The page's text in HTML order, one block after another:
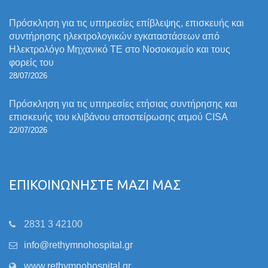
Πρόσκληση για τις υπηρεσίες επίβλεψης, επισκευής και
συντήρησης ηλεκτρολογικών εγκαταστάσεων από
Ηλεκτρολόγο Μηχανικό ΤΕ στο Νοσοκομείο και τους
φορείς του
28/07/2026
Πρόσκληση για τις υπηρεσίες ετήσιας συντήρησης και
επισκευής του κλιβάνου αποστείρωσης ατμού CISA
22/07/2026
ΕΠΙΚΟΙΝΩΝΗΣΤΕ ΜΑΖΙ ΜΑΣ
2831 3 42100
info@rethymnohospital.gr
www.rethymnohospital.gr